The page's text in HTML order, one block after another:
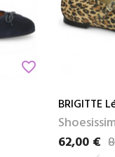
favorite_border
BRIGITTE
Prix
62,00 €
Prix de